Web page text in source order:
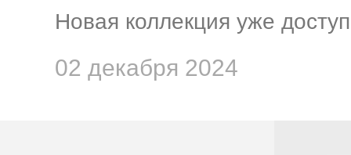
Новая коллекция уже
02 декабря 2024